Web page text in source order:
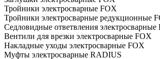
Тройники электросварные FOX
Тройники электросварные редукционные
Седловидные ответвления электросварные
Вентили для врезки электросварные FOX
Накладные уходы электросварные FOX
Муфты электросварные RADIUS